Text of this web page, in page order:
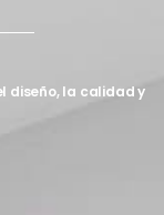
diseño, la calidad y